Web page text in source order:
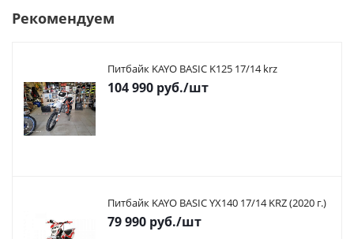
Рекомендуем
Питбайк KAYO BASIC K125 17/14 krz
104 990 руб./шт
Питбайк KAYO BASIC YX140 17/14 KRZ (2020 г.)
79 990 руб./шт